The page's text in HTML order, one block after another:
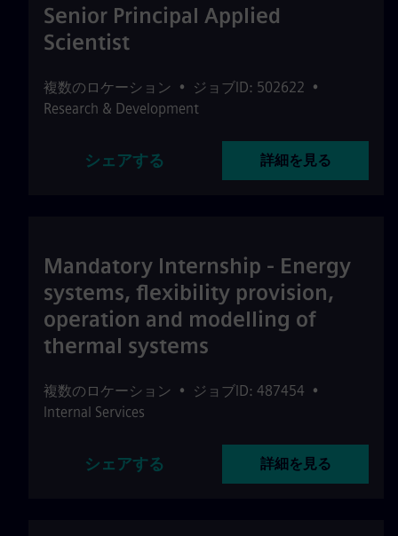
Senior Principal Applied
Scientist
複数のロケーション • ジョブID: 502622 •
Research & Development
シェアする 詳細を見る
Mandatory Internship - Energy
systems, flexibility provision,
operation and modelling of
thermal systems
複数のロケーション • ジョブID: 487454 •
Internal Services
シェアする 詳細を見る